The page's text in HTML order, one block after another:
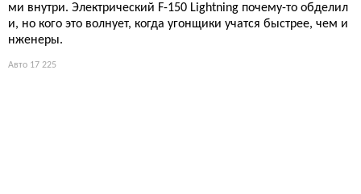
ми внутри. Электрический F-150 Lightning почему-то обделил
и, но кого это волнует, когда угонщики учатся быстрее, чем и
нженеры.
Авто 17 225